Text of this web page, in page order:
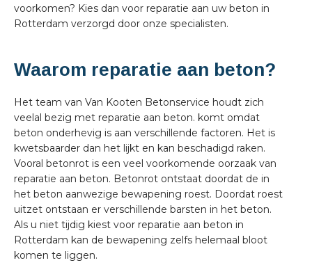
voorkomen? Kies dan voor reparatie aan uw beton in
Rotterdam verzorgd door onze specialisten.
Waarom reparatie aan beton?
Het team van Van Kooten Betonservice houdt zich
veelal bezig met reparatie aan beton. komt omdat
beton onderhevig is aan verschillende factoren. Het is
kwetsbaarder dan het lijkt en kan beschadigd raken.
Vooral betonrot is een veel voorkomende oorzaak van
reparatie aan beton. Betonrot ontstaat doordat de in
het beton aanwezige bewapening roest. Doordat roest
uitzet ontstaan er verschillende barsten in het beton.
Als u niet tijdig kiest voor reparatie aan beton in
Rotterdam kan de bewapening zelfs helemaal bloot
komen te liggen.